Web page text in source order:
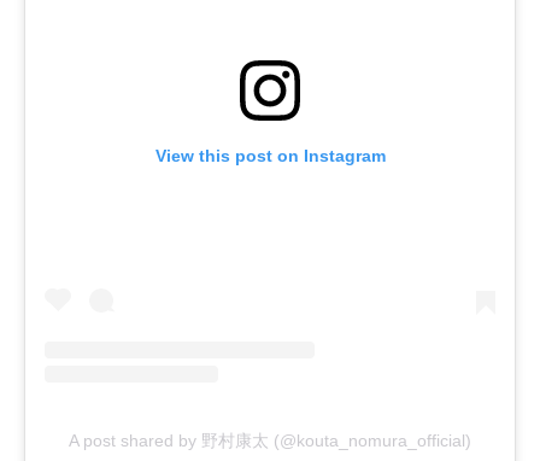
View this post on Instagram
A post shared by 野村康太 (@kouta_nomura_official)